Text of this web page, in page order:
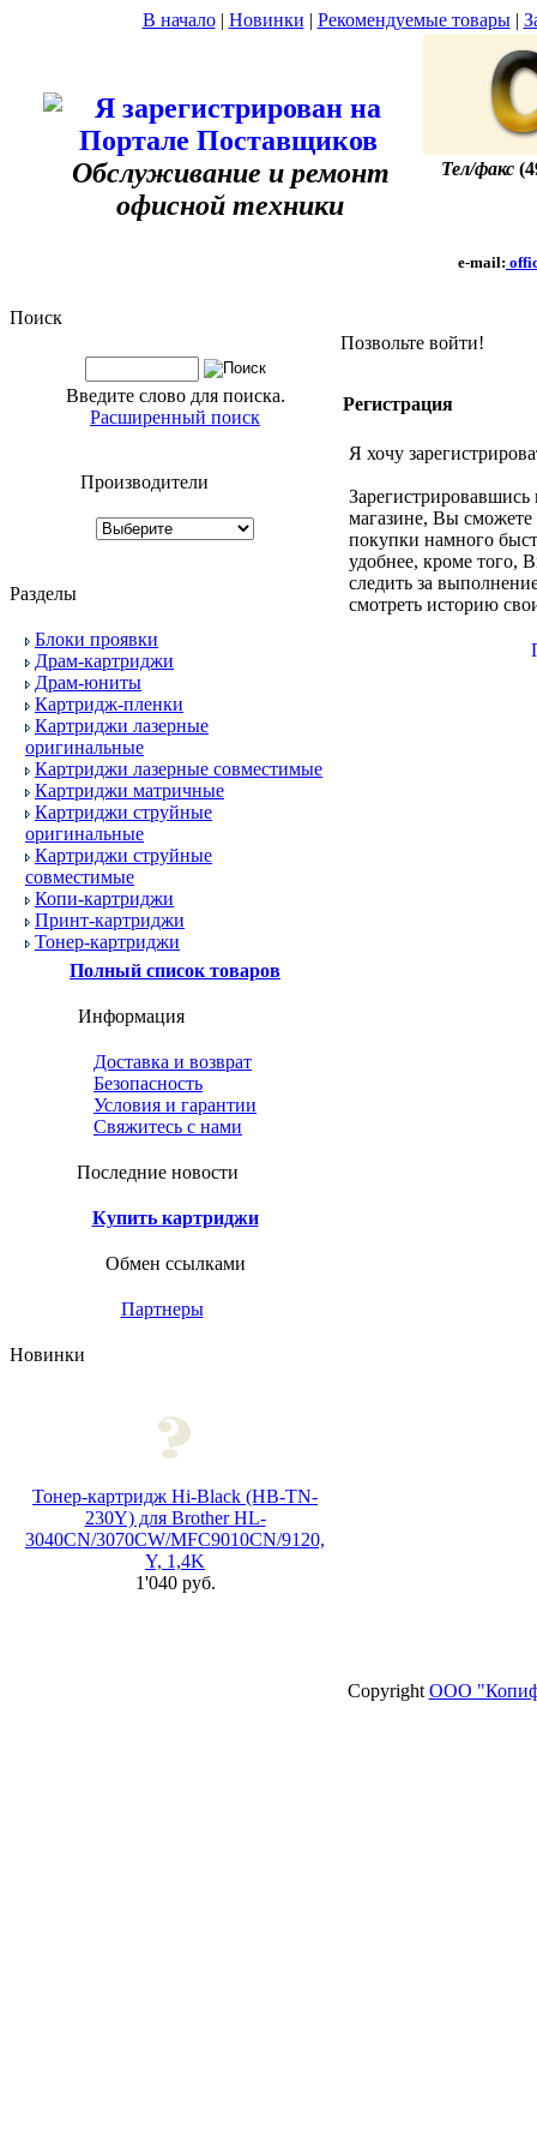
В начало| Новинки | Рекомендуемые товары|
Обслуживание и ремонт
офисной техники
Тел/факс
e-mail:
Поиск
Введите слово для поиска.
Расширенный поиск
Производители
Разделы
Блоки проявки
Драм-картриджи
Драм-юниты
Картридж-пленки
Картриджи лазерные
оригинальные
Картриджи лазерные совместимые
Картриджи матричные
Картриджи струйные
оригинальные
Картриджи струйные
совместимые
Копи-картриджи
Принт-картриджи
Тонер-картриджи
Полный список товаров
Информация
Доставка и возврат
Безопасность
Условия и гарантии
Свяжитесь с нами
Последние новости
Купить картриджи
Обмен ссылками
Партнеры
Новинки
Тонер-картридж Hi-Black (HB-TN-
230Y) для Brother HL-
3040CN/3070CW/MFC9010CN/9120,
Y, 1,4K
1'040 руб.
Позвольте войти!
Регистрация
Я хочу
магазине, Вы сможете
покупки намного
удобнее, кроме того,
следить за
смотреть историю
Copyright ООО